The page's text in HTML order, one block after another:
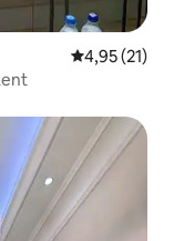
Gemiddelde
4,95 (21)